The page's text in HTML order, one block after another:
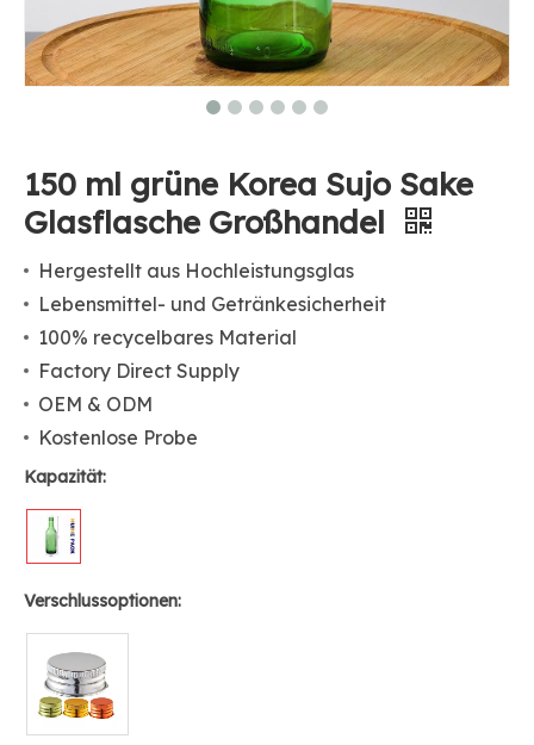
150 ml grüne Korea Sujo Sake
Glasflasche Großhandel
Hergestellt aus Hochleistungsglas
Lebensmittel- und Getränkesicherheit
100% recycelbares Material
Factory Direct Supply
OEM & ODM
Kostenlose Probe
Kapazität:
Verschlussoptionen: